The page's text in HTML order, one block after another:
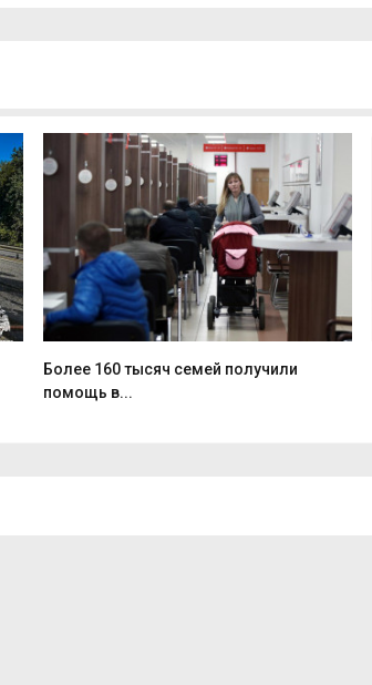
Более 160 тысяч семей получили
помощь в...